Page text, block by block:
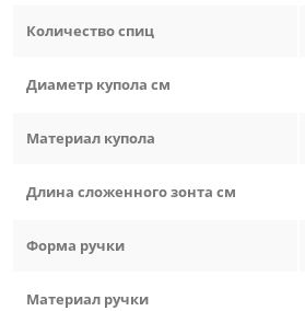
Количество спиц
Диаметр купола см
Материал купола
Длина сложенного зонта см
Форма ручки
Материал ручки